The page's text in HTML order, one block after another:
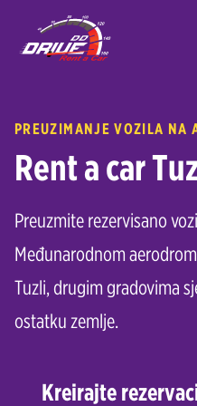
Preskoči
na
PREUZIMANJE VOZILA NA
Rent a car
Preuzmite rezervisano
Međunarodnom
Tuzli, drugim gradovima
ostatku zemlje.
Kreirajte